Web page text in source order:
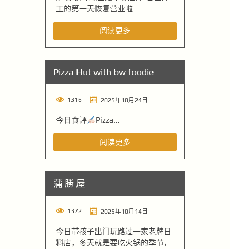
工的第一天恢复营业啦
阅读更多
Pizza Hut with bw foodie
1316 2025年10月24日
今日食評 Pizza...
阅读更多
蒲 勝 屋
1372 2025年10月14日
今日带孩子出门玩路过一家老牌日
料店，冬天就是要吃火锅的季节，